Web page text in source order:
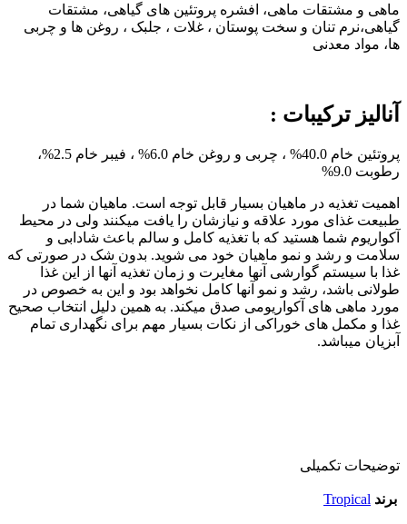
ماهی و مشتقات ماهی، افشره پروتئین های گیاهی، مشتقات
گیاهی،نرم تنان و سخت پوستان ، غلات ، جلبک ، روغن ها و چربی
ها، مواد معدنی
آنالیز ترکیبات :
پروتئین خام 40.0% ، چربی و روغن خام 6.0% ، فیبر خام 2.5%،
رطوبت 9.0%
اهميت تغذيه در ماهيان بسيار قابل توجه است. ماهيان شما در
طبيعت غذای مورد علاقه و نيازشان را يافت ميکنند ولی در محيط
آکواريوم شما هستيد که با تغذيه کامل و سالم باعث شادابی و
سلامت و رشد و نمو ماهيان خود می شويد. بدون شک در صورتی که
غذا با سيستم گوارشی آنها مغايرت و زمان تغذيه آنها از اين غذا
طولانی باشد، رشد و نمو آنها کامل نخواهد بود و اين به خصوص در
مورد ماهی های آکواريومی صدق ميکند. به همين دليل انتخاب صحيح
غذا و مکمل های خوراکی از نکات بسيار مهم برای نگهداری تمام
آبزيان ميباشد.
توضیحات تکمیلی
برند Tropical